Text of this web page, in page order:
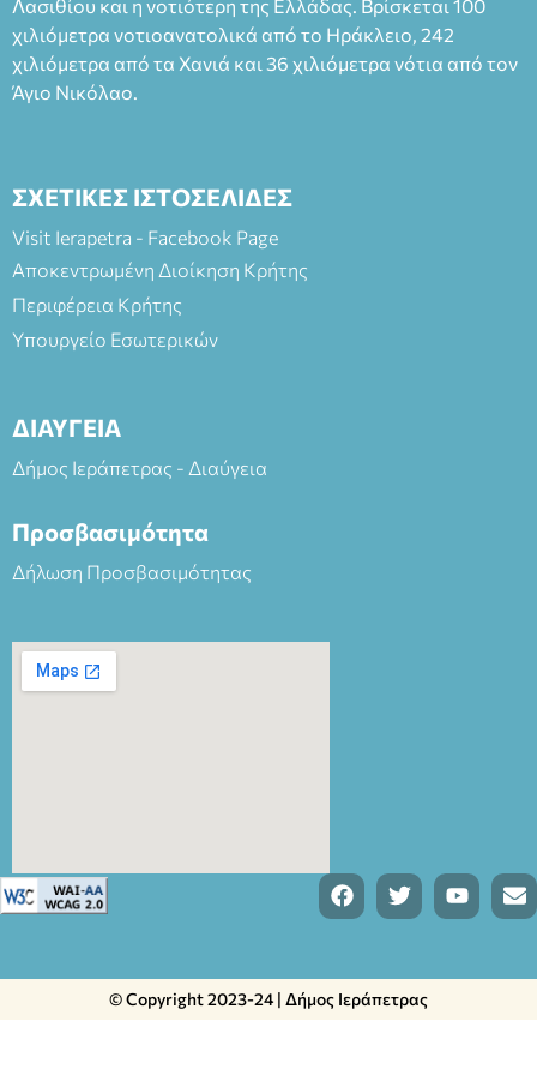
και στο more.com Χώρος: 3ο Γυμνάσιο Ιεράπετρας
(Είσοδος ΕΠΑ.Λ.) Έναρξη 21:15 Οργάνωση: ΚΝΩΣΟΣ
ΘΕΑΤΡΙΚΕΣ ΠΑΡΑΓΩΓΕΣ ΕΕ
Λασιθίου και η νοτιότερη της Ελλάδας. Βρίσκεται 100
χιλιόμετρα νοτιοανατολικά από το Ηράκλειο, 242
χιλιόμετρα από τα Χανιά και 36 χιλιόμετρα νότια από τον
Άγιο Νικόλαο.
ΣΧΕΤΙΚΕΣ ΙΣΤΟΣΕΛΙΔΕΣ
Visit Ierapetra - Facebook Page
Αποκεντρωμένη Διοίκηση Κρήτης
Περιφέρεια Κρήτης
Υπουργείο Εσωτερικών
ΔΙΑΥΓΕΙΑ
Δήμος Ιεράπετρας - Διαύγεια
Προσβασιμότητα
Δήλωση Προσβασιμότητας
© Copyright 2023-24 | Δήμος Ιεράπετρας